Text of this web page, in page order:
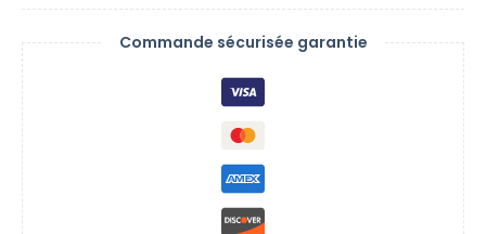
Commande sécurisée garantie